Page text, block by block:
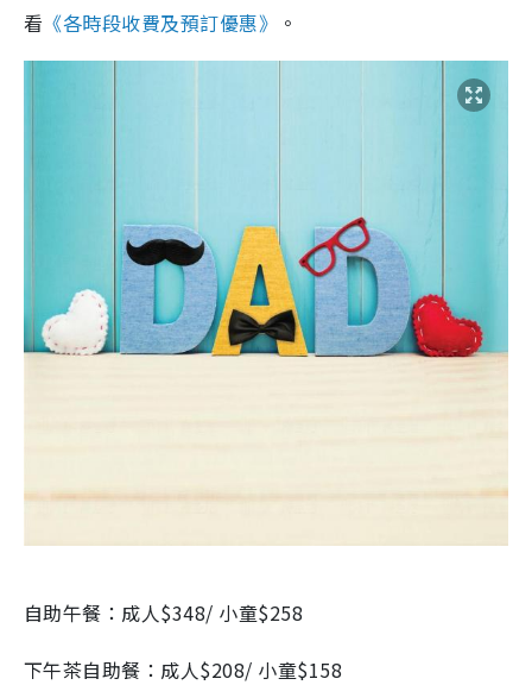
看 《各時段收費及預訂優惠》 。
自助午餐：成人$348/ 小童$258
下午茶自助餐：成人$208/ 小童$158